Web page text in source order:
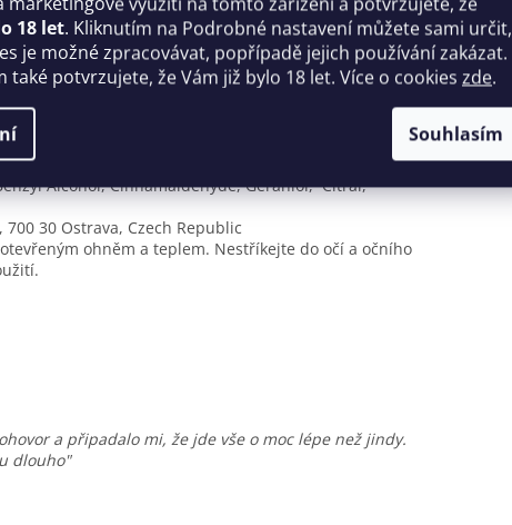
18 let. Kliknutím na Podrobné nastavení můžete sami určit,
je možné zpracovávat, popřípadě jejich používání zakázat.
také potvrzujete, že Vám již bylo 18 let. Více o cookies zde.
Souhlasím
Benzyl Salicylate, Limonenes, Alpha-Isomethyl-Ionone,
Alcohol, Cinnamaldehyde, Geraniol, Citral,
700 30 Ostrava, Czech Republic
ohněm a teplem. Nestříkejte do očí a očního
a připadalo mi, že jde vše o moc lépe než jindy.
dlouho"